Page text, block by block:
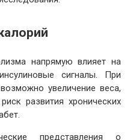
напрямую влияет на
сигналы. При
увеличение веса,
развития хронических
представления о